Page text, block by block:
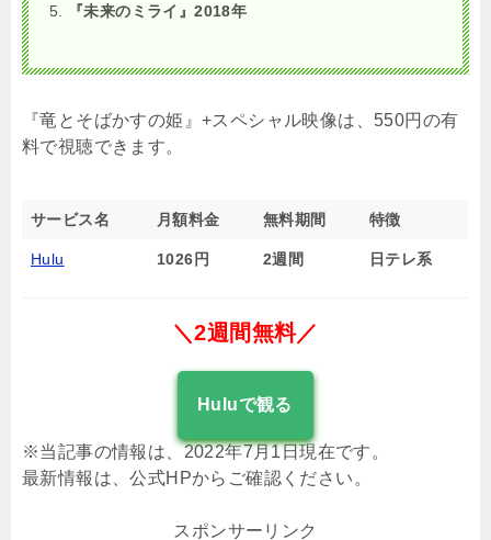
『未来のミライ』2018年
『竜とそばかすの姫』+スペシャル映像は、550円の有
料で視聴できます。
サービス名 月額料金 無料期間 特徴
Hulu 1026円 2週間 日テレ系
＼2週間無料／
Huluで観る
※当記事の情報は、2022年7月1日現在です。
最新情報は、公式HPからご確認ください。
スポンサーリンク